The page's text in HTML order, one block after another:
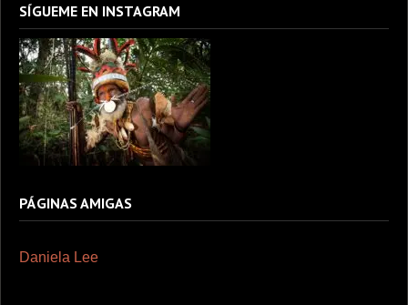
SÍGUEME EN INSTAGRAM
PÁGINAS AMIGAS
Daniela Lee